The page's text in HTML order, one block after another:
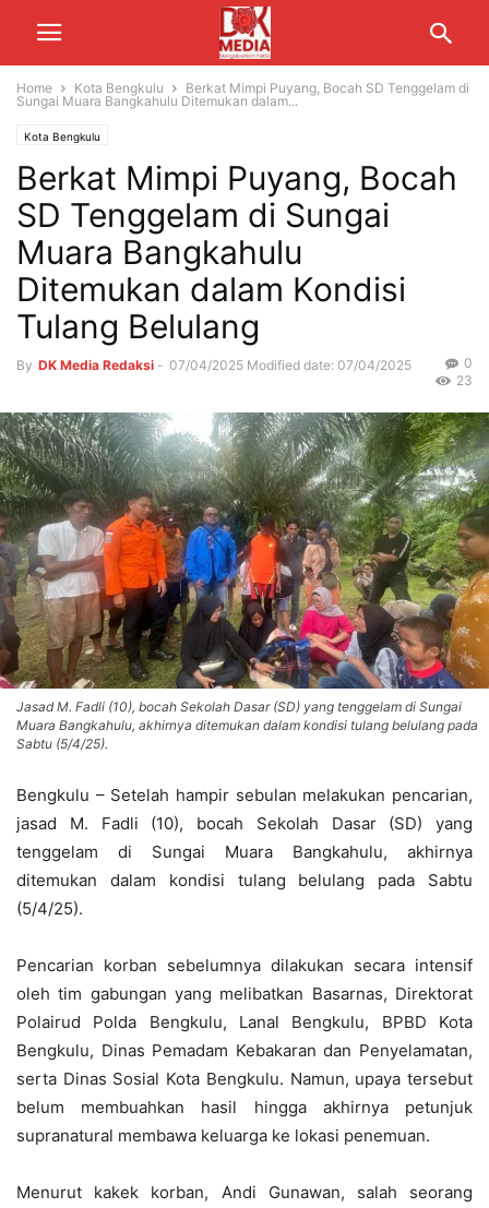
Home Kota Bengkulu
Berkat Mimpi Puyang, Bocah SD Tenggelam di
Sungai Muara Bangkahulu Ditemukan dalam...
Kota Bengkulu
Berkat Mimpi Puyang, Bocah
SD Tenggelam di Sungai
Muara Bangkahulu
Ditemukan dalam Kondisi
Tulang Belulang
By DK Media Redaksi - 07/04/2025 Modified date: 07/04/2025
0
23
Jasad M. Fadli (10), bocah Sekolah Dasar (SD) yang tenggelam di Sungai
Muara Bangkahulu, akhirnya ditemukan dalam kondisi tulang belulang pada
Sabtu (5/4/25).
Bengkulu – Setelah hampir sebulan melakukan pencarian,
jasad M. Fadli (10), bocah Sekolah Dasar (SD) yang
tenggelam di Sungai Muara Bangkahulu, akhirnya
ditemukan dalam kondisi tulang belulang pada Sabtu
(5/4/25).
Pencarian korban sebelumnya dilakukan secara intensif
oleh tim gabungan yang melibatkan Basarnas, Direktorat
Polairud Polda Bengkulu, Lanal Bengkulu, BPBD Kota
Bengkulu, Dinas Pemadam Kebakaran dan Penyelamatan,
serta Dinas Sosial Kota Bengkulu. Namun, upaya tersebut
belum membuahkan hasil hingga akhirnya petunjuk
supranatural membawa keluarga ke lokasi penemuan.
Menurut kakek korban, Andi Gunawan, salah seorang